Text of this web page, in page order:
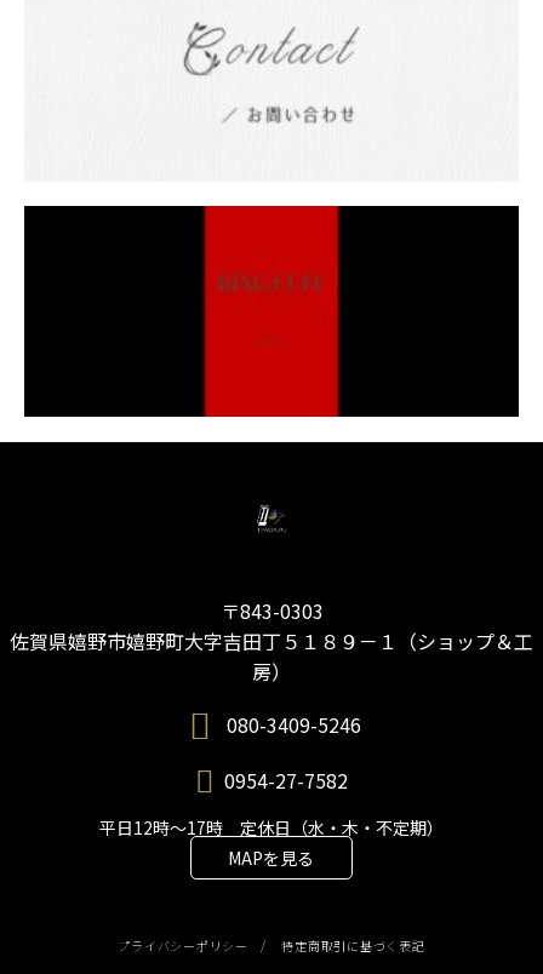
〒843-0303
佐賀県嬉野市嬉野町大字吉田丁５１８９－１（ショップ＆工
房）
080-3409-5246
0954-27-7582
平日12時～17時 定休日（水・木・不定期）
MAPを見る
プライバシーポリシー / 特定商取引に基づく表記